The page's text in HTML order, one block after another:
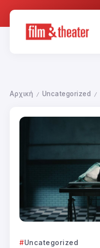
Αρχική / Uncategorized /
Uncategorized